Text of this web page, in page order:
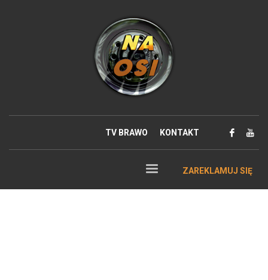
TV BRAWO KONTAKT
ZAREKLAMUJ SIĘ